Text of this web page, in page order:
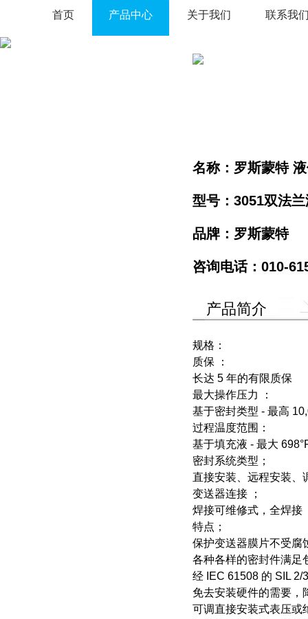
首页 产品中心 关于我们 联系我
名称：罗斯蒙特
型号：3051双法
品牌：罗斯蒙特
咨询电话：010-
产品简介
规格：
质保 ：
长达 5 年的有限质保
最大操作压力 ：
基于密封类型 - 最高
过程温度范围：
基于填充液 - 最大
密封系统类型；
直接安装、远程安装、
变送器连接 ；
焊接可维修式，全焊接
特点；
保护变送器膜片不受腐
各种各样的密封件满足
经 IEC 61508 的 SIL
免去安装硬件的需要，
可调直接安装式表压或